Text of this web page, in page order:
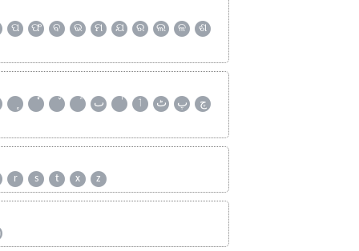
ପ ଫ ବ ଭ ମ ଯ ର ଲ ଳ
ଶ
ٮ ٲ ٹ پ
چ
r s t x z